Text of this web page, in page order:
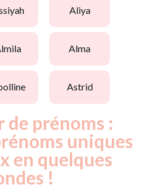
aliya
almila alma
astrid
de prénoms :
uniques
en quelques
!